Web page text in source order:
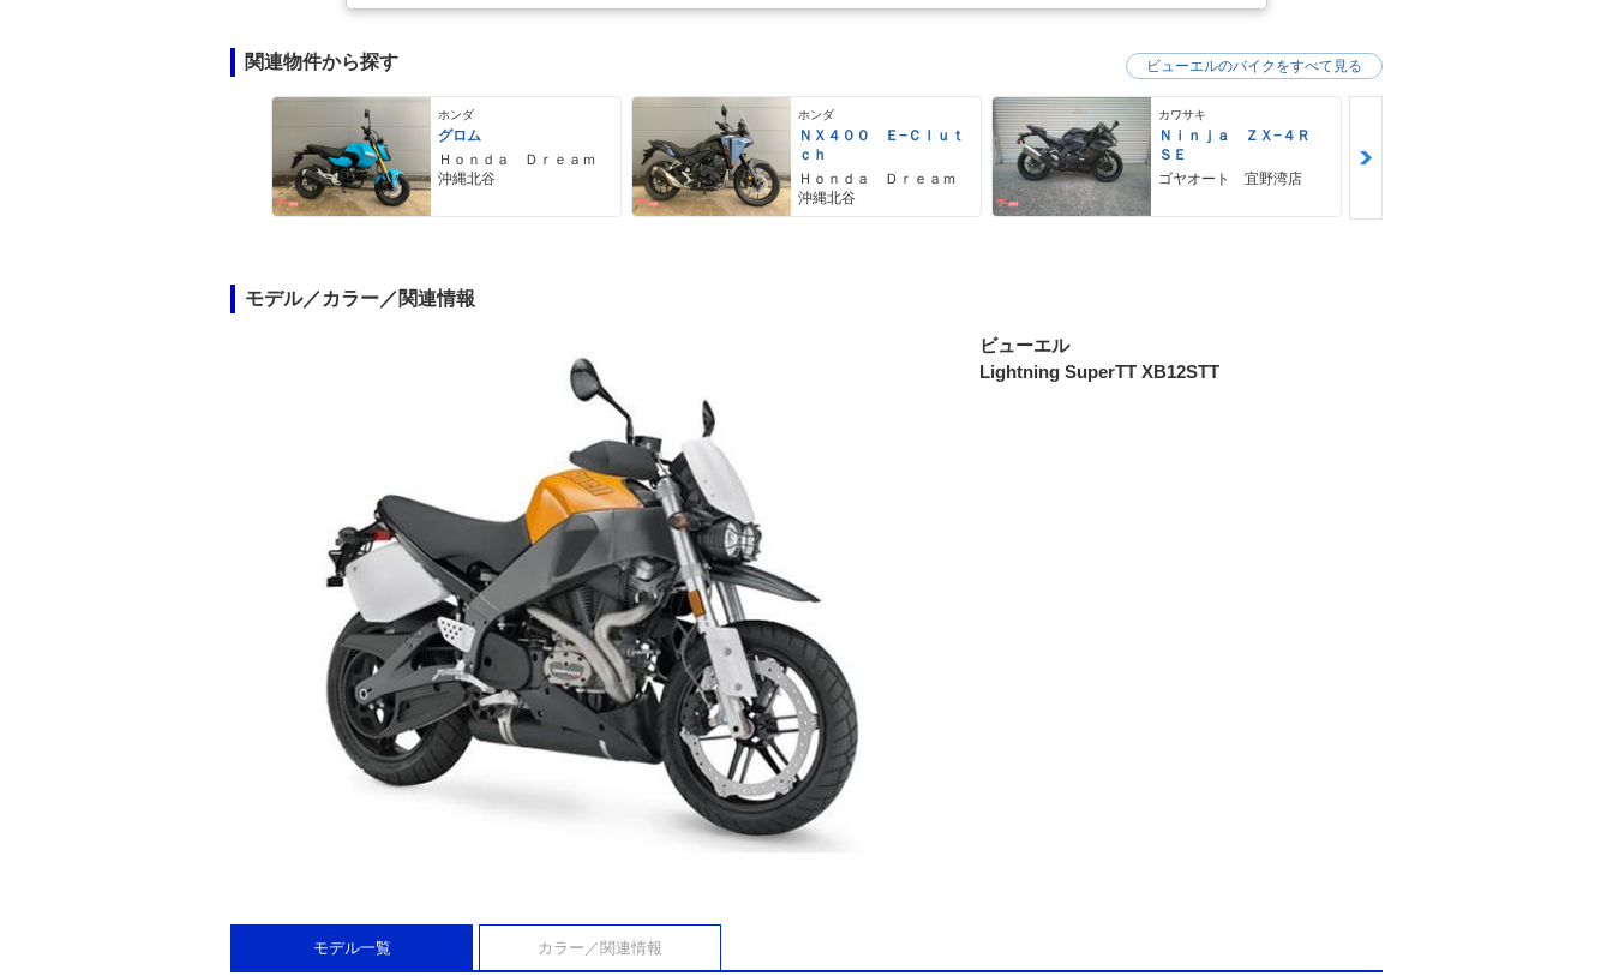
関連物件から探す
ホンダ
グロム
Ｈｏｎｄａ Ｄｒｅａｍ
沖縄北谷
ホンダ
ＮＸ４００ Ｅ−Ｃｌｕｔ
ｃｈ
Ｈｏｎｄａ Ｄｒｅａｍ
沖縄北谷
カワサキ
Ｎｉｎｊａ ＺＸ−４Ｒ
ＳＥ
ゴヤオート 宜野湾店
ビューエルのバイクをすべて見る
モデル／カラー／関連情報
ビューエル
Lightning SuperTT XB12STT
モデル一覧 カラー／関連情報